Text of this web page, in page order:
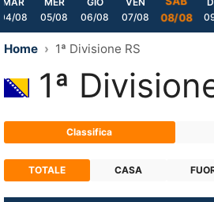
04/08
05/08
06/08
07/08
08/08
Home 1ª Divisione RS
1ª
Classifica
TOTALE CASA